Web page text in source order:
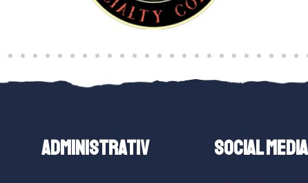
ADMINISTRATIV SOCIAL MEDIA